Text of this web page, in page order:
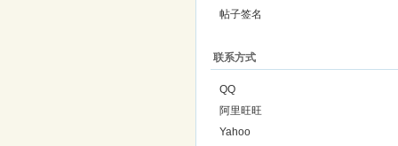
帖子签名
联系方式
QQ
阿里旺旺
Yahoo